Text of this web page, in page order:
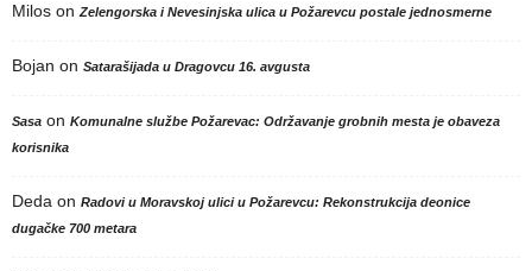
Milos on Zelengorska i Nevesinjska ulica u Požarevcu postale jednosmerne
Bojan on Satarašijada u Dragovcu 16. avgusta
Sasa on Komunalne službe Požarevac: Održavanje grobnih mesta je obaveza
korisnika
Deda on Radovi u Moravskoj ulici u Požarevcu: Rekonstrukcija deonice
dugačke 700 metara